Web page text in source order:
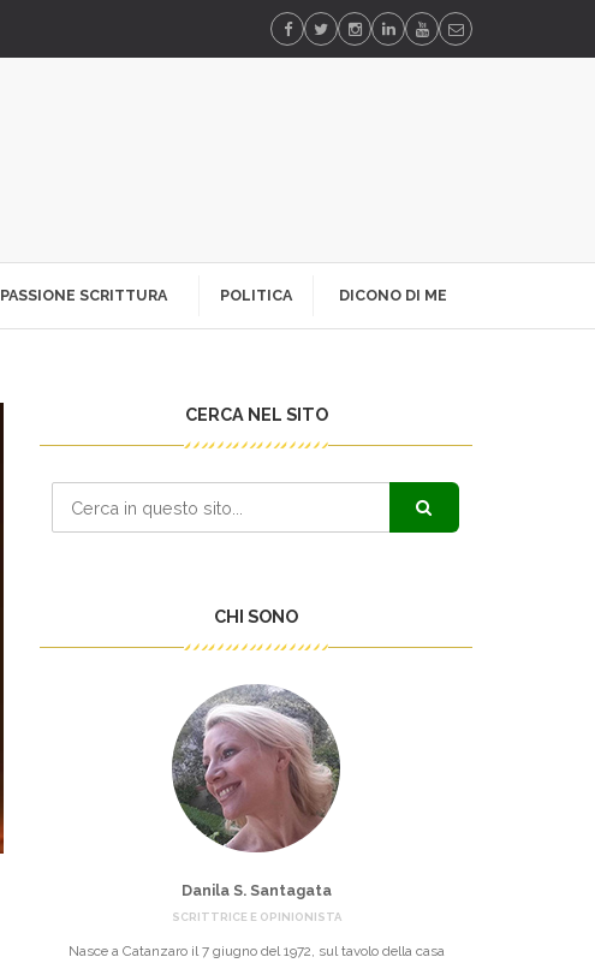
PASSIONE SCRITTURA POLITICA DICONO DI ME
CERCA NEL SITO
CHI SONO
Danila S. Santagata
SCRITTRICE E OPINIONISTA
Nasce a Catanzaro il 7 giugno del 1972, sul tavolo della casa